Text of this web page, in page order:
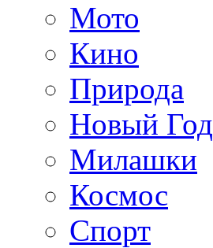
Мото
Кино
Природа
Новый Год
Милашки
Космос
Спорт